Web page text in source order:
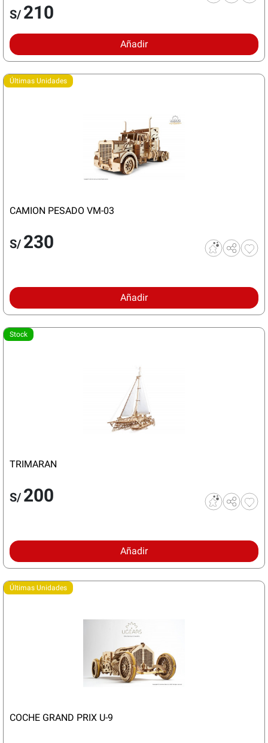
S/ 210
Añadir
Últimas Unidades
CAMION PESADO VM-03
S/ 230
Añadir
Stock
TRIMARAN
S/ 200
Añadir
Últimas Unidades
COCHE GRAND PRIX U-9